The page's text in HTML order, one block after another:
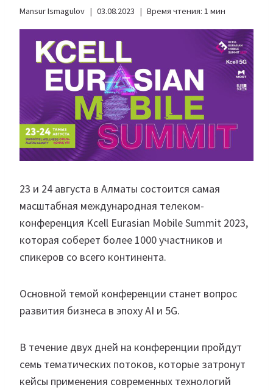
Mansur Ismagulov 03.08.2023 Время чтения: 1 мин
23 и 24 августа в Алматы состоится самая
масштабная международная телеком-
конференция Kcell Eurasian Mobile Summit 2023,
которая соберет более 1000 участников и
спикеров со всего континента.
Основной темой конференции станет вопрос
развития бизнеса в эпоху AI и 5G.
В течение двух дней на конференции пройдут
семь тематических потоков, которые затронут
кейсы применения современных технологий